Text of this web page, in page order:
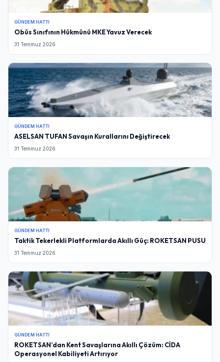
GÜNDEM HATTI
Obüs Sınıfının Hükmünü MKE Yavuz Verecek
31 Temmuz 2026
GÜNDEM HATTI
ASELSAN TUFAN Savaşın Kurallarını Değiştirecek
31 Temmuz 2026
GÜNDEM HATTI
Taktik Tekerlekli Platformlarda Akıllı Güç: ROKETSAN PUSU
31 Temmuz 2026
GÜNDEM HATTI
ROKETSAN’dan Kent Savaşlarına Akıllı Çözüm: CİDA
Operasyonel Kabiliyeti Artırıyor